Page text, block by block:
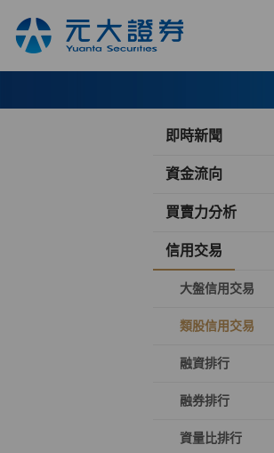
即時新聞
資金流向
買賣力分析
信用交易
大盤信用交易
類股信用交易
融資排行
融券排行
資量比排行